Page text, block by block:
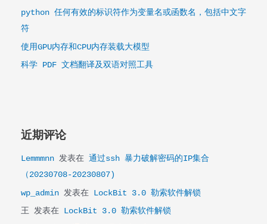
python 任何有效的标识符作为变量名或函数名，包括中文字
符
使用GPU内存和CPU内存装载大模型
科学 PDF 文档翻译及双语对照工具
近期评论
Lemmmnn发表在 通过ssh 暴力破解密码的IP集合
（20230708-20230807)
wp_admin发表在 LockBit 3.0 勒索软件解锁
王发表在 LockBit 3.0 勒索软件解锁